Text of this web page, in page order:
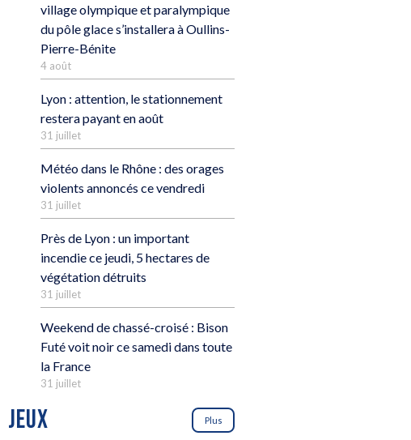
village olympique et paralympique
du pôle glace s’installera à Oullins-
Pierre-Bénite
4 août
Lyon : attention, le stationnement
restera payant en août
31 juillet
Météo dans le Rhône : des orages
violents annoncés ce vendredi
31 juillet
Près de Lyon : un important
incendie ce jeudi, 5 hectares de
végétation détruits
31 juillet
Weekend de chassé-croisé : Bison
Futé voit noir ce samedi dans toute
la France
31 juillet
JEUX Plus